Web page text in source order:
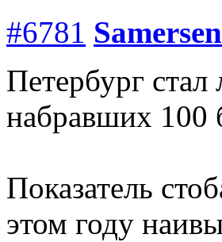
#6781 Samersen
Петербург
набравших 100
Показатель
этом году